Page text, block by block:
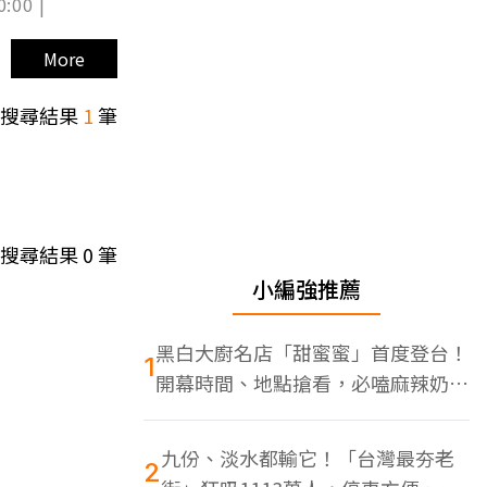
More
搜尋結果 1筆
搜尋結果0筆
小編強推薦
1黑白大廚名店「甜蜜蜜」首度登台！
開幕時間、地點搶看，必嗑麻辣奶油
蝦
2九份、淡水都輸它！「台灣最夯老